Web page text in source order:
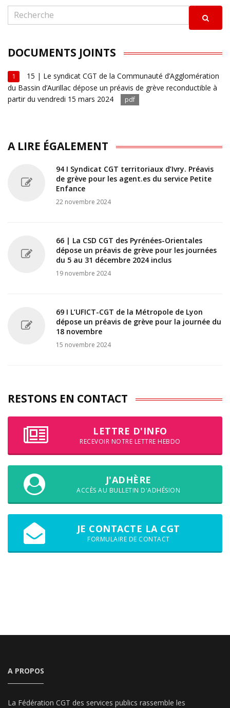
DOCUMENTS JOINTS
1
15 | Le syndicat CGT de la Communauté d’Agglomération
du Bassin d’Aurillac dépose un préavis de grève reconductible à
partir du vendredi 15 mars 2024
pdf
A LIRE ÉGALEMENT
94 I Syndicat CGT territoriaux d’Ivry. Préavis
de grève pour les agent.es du service Petite
Enfance
22 novembre 2024
66 | La CSD CGT des Pyrénées-Orientales
dépose un préavis de grève pour les journées
du 5 au 31 décembre 2024 inclus
19 novembre 2024
69 I L’UFICT-CGT de la Métropole de Lyon
dépose un préavis de grève pour la journée du
18 novembre
15 novembre 2024
RESTONS EN CONTACT
LETTRE D'INFO
RECEVOIR NOTRE LETTRE HEBDO
J'ADHÈRE
ACCÈS AU BULLETIN D'ADHÉSION
JE CONTACTE LA CGT
FORMULAIRE DE CONTACT
A PROPOS
La Fédération CGT des services publics rassemble les